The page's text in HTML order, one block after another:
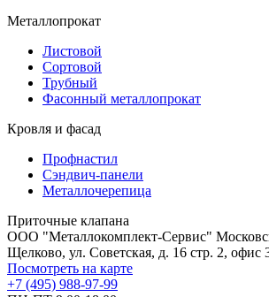
Металлопрокат
Листовой
Сортовой
Трубный
Фасонный металлопрокат
Кровля и фасад
Профнастил
Сэндвич-панели
Металлочерепица
Приточные клапана
ООО "Металлокомплект-Сервис"
Щелково, ул. Советская, д. 16 стр. 2, офис
Посмотреть на карте
+7 (495) 988-97-99